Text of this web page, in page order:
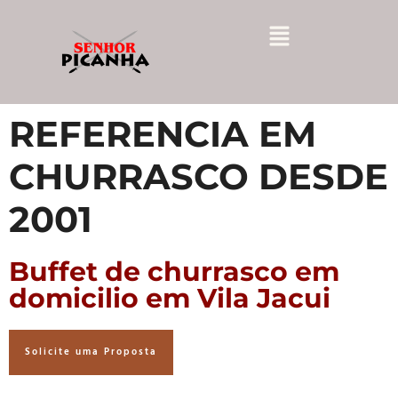
REFERENCIA EM
CHURRASCO DESDE
2001
Buffet de churrasco em
domicilio em Vila Jacui
Solicite uma Proposta